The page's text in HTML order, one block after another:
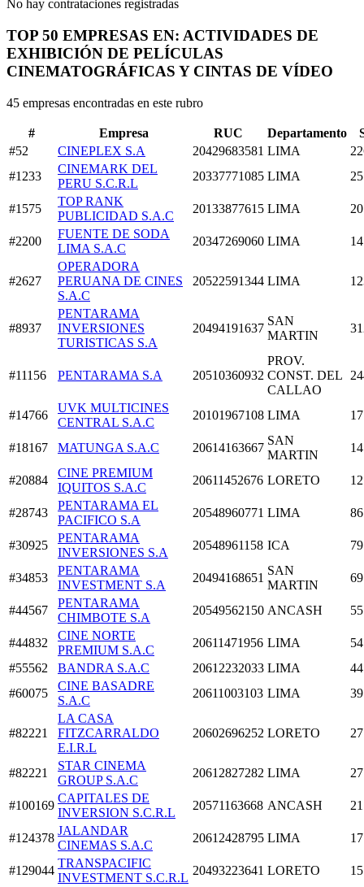
No hay contrataciones registradas
TOP 50 EMPRESAS EN: ACTIVIDADES DE
EXHIBICIÓN DE PELÍCULAS
CINEMATOGRÁFICAS Y CINTAS DE VÍDEO
45 empresas encontradas en este rubro
# Empresa RUC Departamento
#52
CINEPLEX S.A 20429683581 LIMA
#1233
CINEMARK DEL
PERU S.C.R.L
20337771085 LIMA
#1575
TOP RANK
PUBLICIDAD S.A.C
20133877615 LIMA
#2200
FUENTE DE SODA
LIMA S.A.C
20347269060 LIMA
#2627
OPERADORA
PERUANA DE CINES
S.A.C
20522591344 LIMA
#8937
PENTARAMA
INVERSIONES
TURISTICAS S.A
20494191637
SAN
MARTIN
#11156 PENTARAMA S.A 20510360932
PROV.
CONST. DEL
CALLAO
#14766
UVK MULTICINES
CENTRAL S.A.C
20101967108 LIMA
#18167 MATUNGA S.A.C 20614163667
SAN
MARTIN
#20884
CINE PREMIUM
IQUITOS S.A.C
20611452676 LORETO
#28743
PENTARAMA EL
PACIFICO S.A
20548960771 LIMA
#30925
PENTARAMA
INVERSIONES S.A
20548961158 ICA
#34853
PENTARAMA
INVESTMENT S.A
20494168651
SAN
MARTIN
#44567
PENTARAMA
CHIMBOTE S.A
20549562150 ANCASH
#44832
CINE NORTE
PREMIUM S.A.C
20611471956 LIMA
#55562
BANDRA S.A.C 20612232033 LIMA
#60075
CINE BASADRE
S.A.C
20611003103 LIMA
#82221
LA CASA
FITZCARRALDO
E.I.R.L
20602696252 LORETO
#82221
STAR CINEMA
GROUP S.A.C
20612827282 LIMA
#100169
CAPITALES DE
INVERSION S.C.R.L
20571163668 ANCASH
#124378
JALANDAR
CINEMAS S.A.C
20612428795 LIMA
#129044
TRANSPACIFIC
INVESTMENT S.C.R.L
20493223641 LORETO